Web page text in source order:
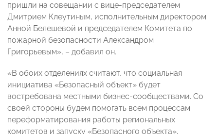
пришли на совещании с вице-председателем
Дмитрием Клеутиным, исполнительным директором
Анной Белешевой и председателем Комитета по
пожарной безопасности Александром
Григорьевым», – добавил он.
«В обоих отделениях считают, что социальная
инициатива «Безопасный объект» будет
востребована местными бизнес-сообществами. Со
своей стороны будем помогать всем процессам
переформатирования работы региональных
комитетов и запуску «Безопасного объекта»,